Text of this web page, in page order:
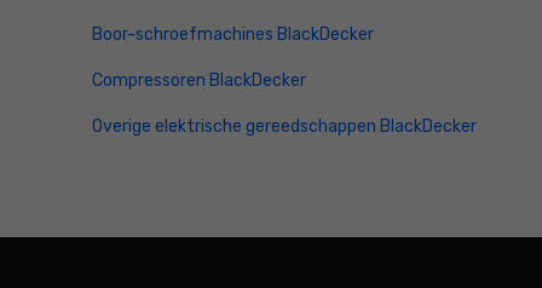
Boor-schroefmachines BlackDecker
Compressoren BlackDecker
Overige elektrische gereedschappen BlackDecker